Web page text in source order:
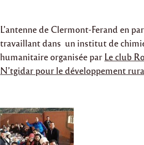
L’antenne de Clermont-Ferand en
travaillant dans un institut de
humanitaire organisée par Le club
N’tgidar pour le développement